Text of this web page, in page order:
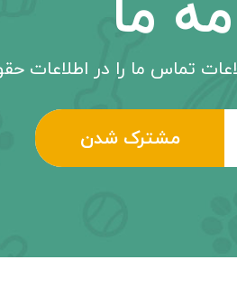
تماس ما را در اطلاعات